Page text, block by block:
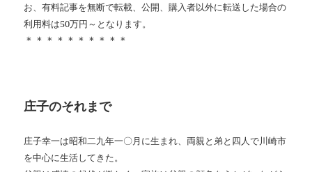
お、有料記事を無断で転載、公開、購入者以外に転送した場合の
利用料は50万円～となります。
＊＊＊＊＊＊＊＊＊＊
庄子のそれまで
庄子幸一は昭和二九年一〇月に生まれ、両親と弟と四人で川崎市
を中心に生活してきた。